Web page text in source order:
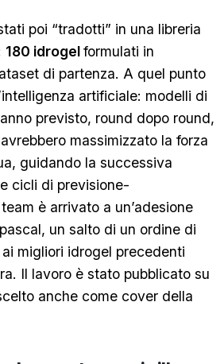
poi “tradotti” in una libreria
180 idrogelformulati in
di partenza. A quel punto
artificiale: modelli di
previsto, round dopo round,
massimizzato la forza
guidando la successiva
cicli di previsione-
è arrivato a un’adesione
un salto di un ordine di
migliori idrogel precedenti
Il lavoro è stato pubblicato su
anche come cover della